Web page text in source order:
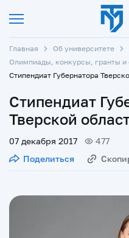
Главная Об университете
Олимпиады, конкурсы, гранты и
Стипендиат
Тверской
07 декабря 2017
477
Поделиться